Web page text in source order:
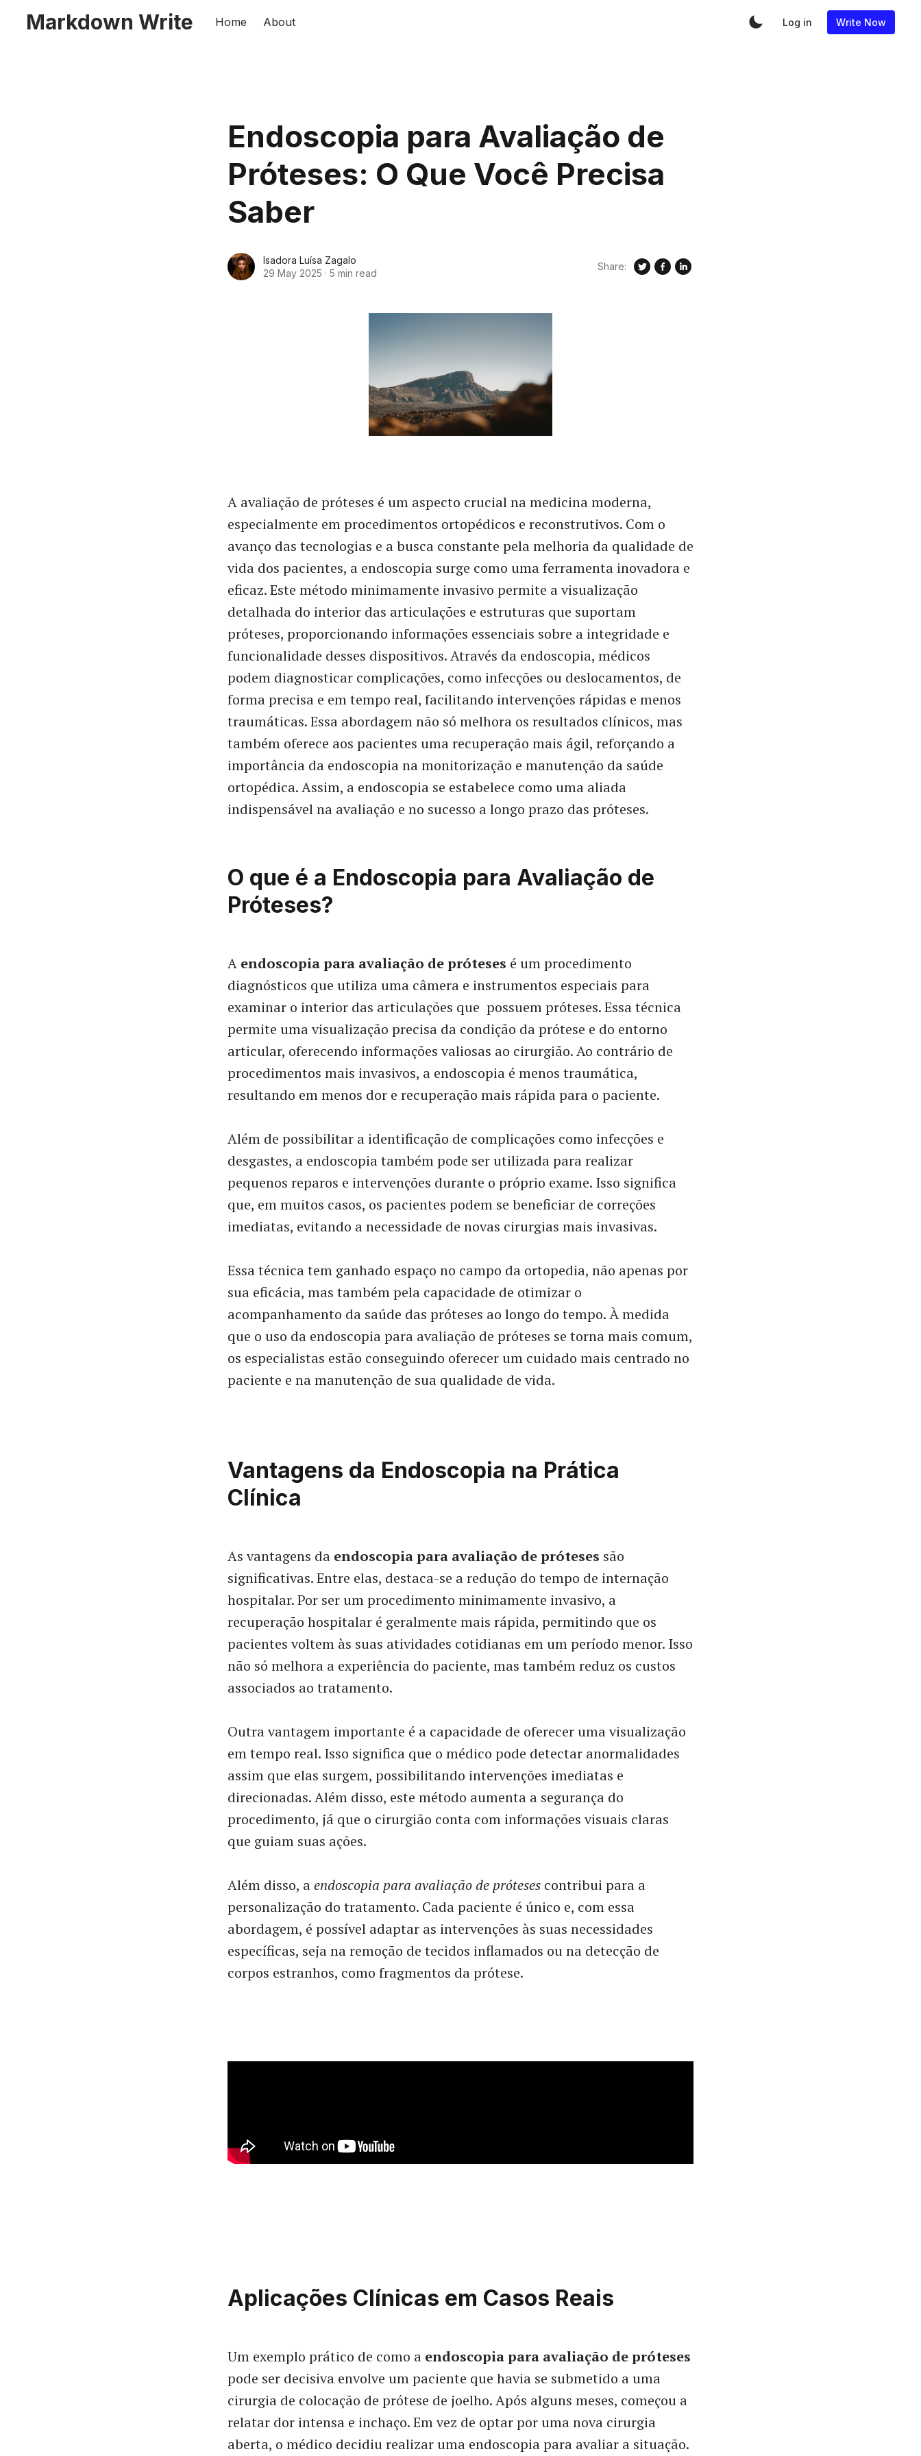
Markdown Write Home About Log in Write Now
Endoscopia para Avaliação de
Próteses: O Que Você Precisa
Saber
Isadora Luísa Zagalo
29 May 2025 · 5 min read
Share:
A avaliação de próteses é um aspecto crucial na medicina moderna,
especialmente em procedimentos ortopédicos e reconstrutivos. Com o
avanço das tecnologias e a busca constante pela melhoria da qualidade de
vida dos pacientes, a endoscopia surge como uma ferramenta inovadora e
eficaz. Este método minimamente invasivo permite a visualização
detalhada do interior das articulações e estruturas que suportam
próteses, proporcionando informações essenciais sobre a integridade e
funcionalidade desses dispositivos. Através da endoscopia, médicos
podem diagnosticar complicações, como infecções ou deslocamentos, de
forma precisa e em tempo real, facilitando intervenções rápidas e menos
traumáticas. Essa abordagem não só melhora os resultados clínicos, mas
também oferece aos pacientes uma recuperação mais ágil, reforçando a
importância da endoscopia na monitorização e manutenção da saúde
ortopédica. Assim, a endoscopia se estabelece como uma aliada
indispensável na avaliação e no sucesso a longo prazo das próteses.
O que é a Endoscopia para Avaliação de
Próteses?
A endoscopia para avaliação de próteses é um procedimento
diagnósticos que utiliza uma câmera e instrumentos especiais para
examinar o interior das articulações que possuem próteses. Essa técnica
permite uma visualização precisa da condição da prótese e do entorno
articular, oferecendo informações valiosas ao cirurgião. Ao contrário de
procedimentos mais invasivos, a endoscopia é menos traumática,
resultando em menos dor e recuperação mais rápida para o paciente.
Além de possibilitar a identificação de complicações como infecções e
desgastes, a endoscopia também pode ser utilizada para realizar
pequenos reparos e intervenções durante o próprio exame. Isso significa
que, em muitos casos, os pacientes podem se beneficiar de correções
imediatas, evitando a necessidade de novas cirurgias mais invasivas.
Essa técnica tem ganhado espaço no campo da ortopedia, não apenas por
sua eficácia, mas também pela capacidade de otimizar o
acompanhamento da saúde das próteses ao longo do tempo. À medida
que o uso da endoscopia para avaliação de próteses se torna mais comum,
os especialistas estão conseguindo oferecer um cuidado mais centrado no
paciente e na manutenção de sua qualidade de vida.
Vantagens da Endoscopia na Prática
Clínica
As vantagens da endoscopia para avaliação de próteses são
significativas. Entre elas, destaca-se a redução do tempo de internação
hospitalar. Por ser um procedimento minimamente invasivo, a
recuperação hospitalar é geralmente mais rápida, permitindo que os
pacientes voltem às suas atividades cotidianas em um período menor. Isso
não só melhora a experiência do paciente, mas também reduz os custos
associados ao tratamento.
Outra vantagem importante é a capacidade de oferecer uma visualização
em tempo real. Isso significa que o médico pode detectar anormalidades
assim que elas surgem, possibilitando intervenções imediatas e
direcionadas. Além disso, este método aumenta a segurança do
procedimento, já que o cirurgião conta com informações visuais claras
que guiam suas ações.
Além disso, aendoscopia para avaliação de próteses contribui para a
personalização do tratamento. Cada paciente é único e, com essa
abordagem, é possível adaptar as intervenções às suas necessidades
específicas, seja na remoção de tecidos inflamados ou na detecção de
corpos estranhos, como fragmentos da prótese.
Aplicações Clínicas em Casos Reais
Um exemplo prático de como a endoscopia para avaliação de próteses
pode ser decisiva envolve um paciente que havia se submetido a uma
cirurgia de colocação de prótese de joelho. Após alguns meses, começou a
relatar dor intensa e inchaço. Em vez de optar por uma nova cirurgia
aberta, o médico decidiu realizar uma endoscopia para avaliar a situação.